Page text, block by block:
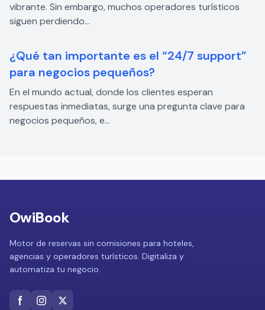
vibrante. Sin embargo, muchos operadores turísticos
siguen perdiendo...
¿Qué tan importante es el “24/7 support”
para negocios pequeños?
En el mundo actual, donde los clientes esperan
respuestas inmediatas, surge una pregunta clave para
negocios pequeños, e...
OwiBook
Motor de reservas sin comisiones para hoteles,
agencias y operadores turísticos. Digitaliza y
automatiza tu negocio.